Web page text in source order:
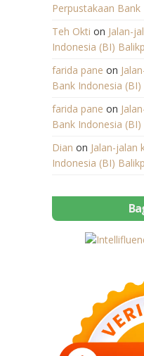
Perpustakaan
Teh Okti on Jalan-
Indonesia (BI)
farida pane on
Bank Indonesia
farida pane on
Bank Indonesia
Dian on Jalan-jalan
Indonesia (BI)